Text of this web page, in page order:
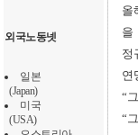
외국노동넷
일본
(Japan)
미국
(USA)
올
을
정
연
“
“